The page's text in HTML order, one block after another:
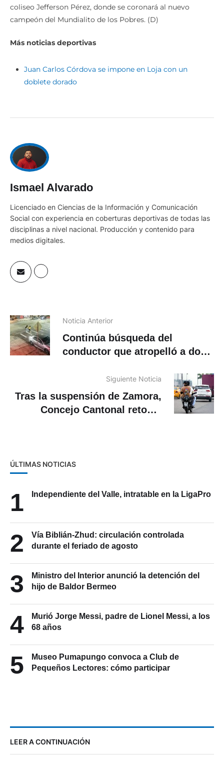
coliseo Jefferson Pérez, donde se coronará al nuevo
campeón del Mundialito de los Pobres. (D)
Más noticias deportivas
Juan Carlos Córdova se impone en Loja con un
doblete dorado
Ismael Alvarado
Licenciado en Ciencias de la Información y Comunicación
Social con experiencia en coberturas deportivas de todas las
disciplinas a nivel nacional. Producción y contenido para
medios digitales.
Noticia Anterior
Continúa búsqueda del
conductor que atropelló a dos
Siguiente Noticia
Tras la suspensión de Zamora,
Concejo Cantonal retoma
ÚLTIMAS NOTICIAS
1 Independiente del Valle, intratable en la LigaPro
2
Vía Biblián-Zhud: circulación controlada
durante el feriado de agosto
3
Ministro del Interior anunció la detención del
hijo de Baldor Bermeo
4
Murió Jorge Messi, padre de Lionel Messi, a los
68 años
5
Museo Pumapungo convoca a Club de
Pequeños Lectores: cómo participar
LEER A CONTINUACIÓN